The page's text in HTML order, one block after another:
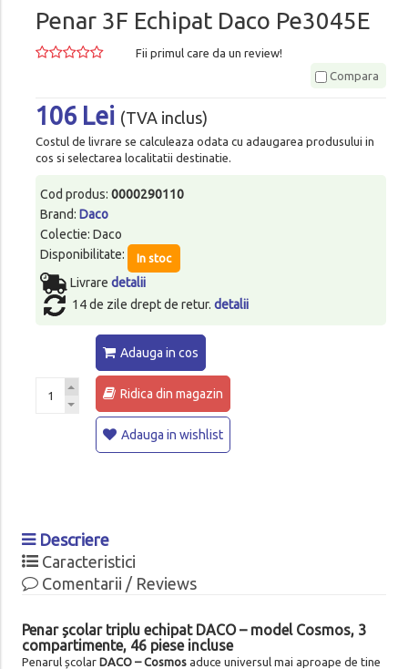
Penar 3F Echipat Daco Pe3045E
Fii primul care da un review!
Compara
106 Lei (TVA inclus)
Costul de livrare se calculeaza odata cu adaugarea produsului in
cos si selectarea localitatii destinatie.
Cod produs: 0000290110
Brand: Daco
Colectie: Daco
Disponibilitate:
In stoc
Livrare detalii
14 de zile drept de retur. detalii
Adauga in cos
Ridica din magazin
Adauga in wishlist
Descriere
Caracteristici
Comentarii / Reviews
Penar școlar triplu echipat DACO – model Cosmos, 3
compartimente, 46 piese incluse
Penarul școlar DACO – Cosmosaduce universul mai aproape de tine